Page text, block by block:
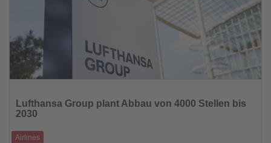
die
Nachrichten
Lufthansa Group plant Abbau von 4000 Stellen bis
2030
Airlines